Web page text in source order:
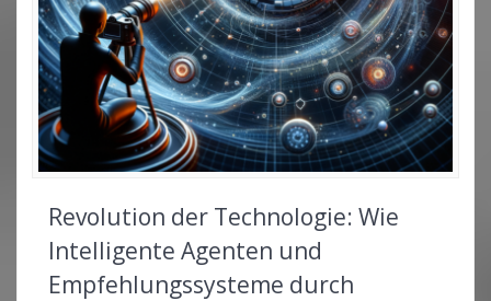
Revolution der Technologie: Wie
Intelligente Agenten und
Empfehlungssysteme durch